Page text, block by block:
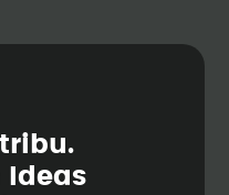
tribu.
Ideas